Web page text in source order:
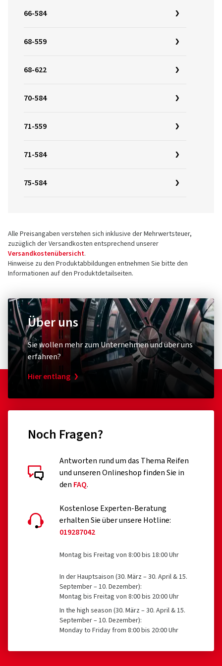
66-584
68-559
68-622
70-584
71-559
71-584
75-584
Alle Preisangaben verstehen sich inklusive der Mehrwertsteuer,
zuzüglich der Versandkosten entsprechend unserer
Versandkostenübersicht.
Hinweise zu den Produktabbildungen entnehmen Sie bitte den
Informationen auf den Produktdetailseiten.
Über uns
Sie wollen mehr zum Unternehmen und über uns
erfahren?
Hier entlang
Noch Fragen?
Antworten rund um das Thema Reifen
und unseren Onlineshop finden Sie in
den FAQ.
Kostenlose Experten-Beratung
erhalten Sie über unsere Hotline:
019287042
Montag bis Freitag von 8:00 bis 18:00 Uhr
In der Hauptsaison (30. März – 30. April & 15.
September – 10. Dezember):
Montag bis Freitag von 8:00 bis 20:00 Uhr
In the high season (30. März – 30. April & 15.
September – 10. Dezember):
Monday to Friday from 8:00 bis 20:00 Uhr